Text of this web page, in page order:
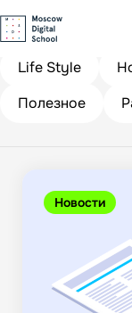
Life Style
Полезное
Новости